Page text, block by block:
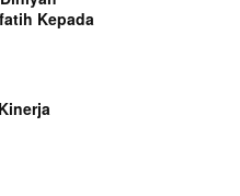
Kepada